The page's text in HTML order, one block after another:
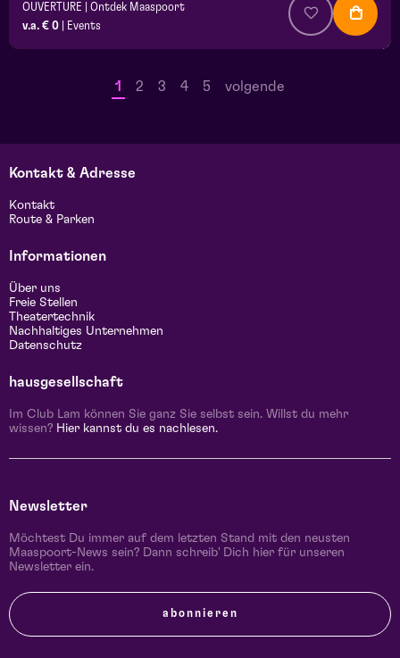
OUVERTURE | Ontdek Maaspoort
v.a. € 0
Events
1 2 3 4 5 volgende
Kontakt & Adresse
Kontakt
Route & Parken
Informationen
Über uns
Freie Stellen
Theatertechnik
Nachhaltiges Unternehmen
Datenschutz
hausgesellschaft
Im Club Lam können Sie ganz Sie selbst sein. Willst du mehr
wissen? Hier kannst du es nachlesen.
Newsletter
Möchtest Du immer auf dem letzten Stand mit den neusten
Maaspoort-News sein? Dann schreib' Dich hier für unseren
Newsletter ein.
abonnieren